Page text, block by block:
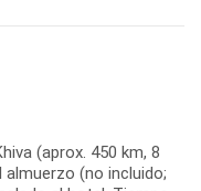
(aprox. 450 km, 8
(no incluido;